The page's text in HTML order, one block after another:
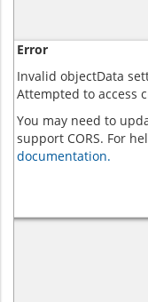
Error
Invalid objectData
Attempted to access
You may need to
support CORS. For
documentation.